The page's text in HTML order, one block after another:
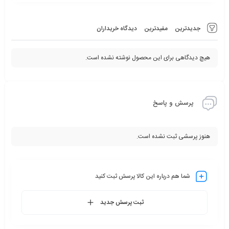
جدیدترین مفیدترین دیدگاه خریداران
هیچ دیدگاهی برای این محصول نوشته نشده است.
پرسش و پاسخ
هنوز پرسشی ثبت نشده است.
شما هم درباره این کالا پرسش ثبت کنید
ثبت پرسش جدید